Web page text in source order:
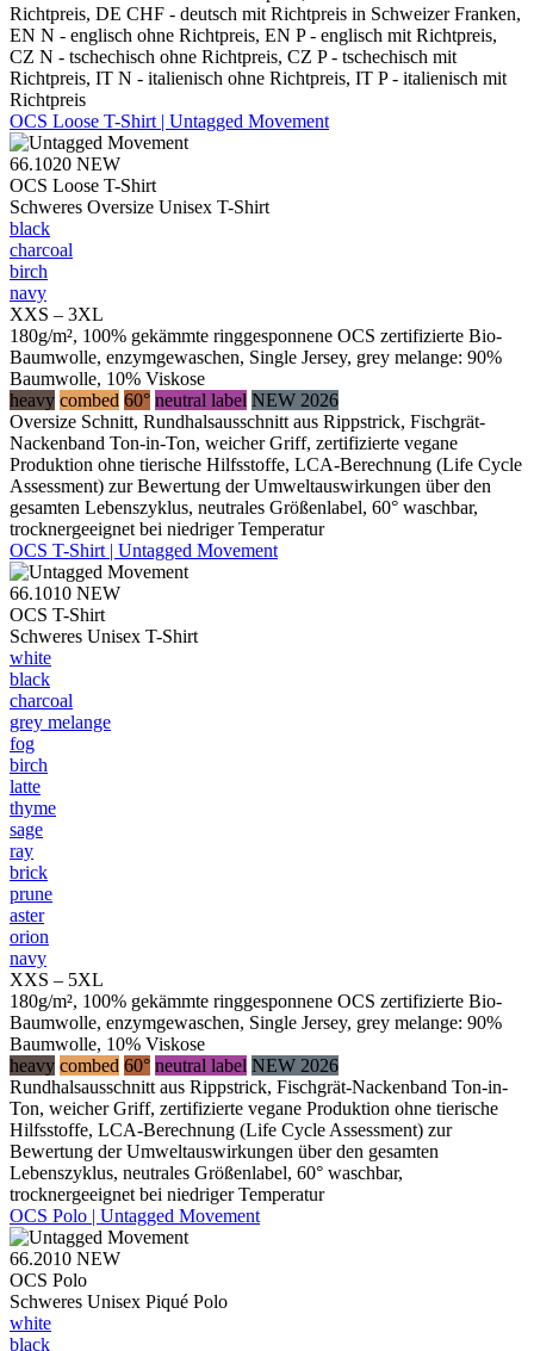
Richtpreis, DE CHF - deutsch mit Richtpreis in Schweizer Franken,
EN N - englisch ohne Richtpreis, EN P - englisch mit Richtpreis,
CZ N - tschechisch ohne Richtpreis, CZ P - tschechisch mit
Richtpreis, IT N - italienisch ohne Richtpreis, IT P - italienisch mit
Richtpreis
OCS Loose T-Shirt | Untagged Movement
66.1020 NEW
OCS Loose T-Shirt
Schweres Oversize Unisex T-Shirt
black
charcoal
birch
navy
XXS – 3XL
180g/m², 100% gekämmte ringgesponnene OCS zertifizierte Bio-
Baumwolle, enzymgewaschen, Single Jersey, grey melange: 90%
Baumwolle, 10% Viskose
heavy combed 60° neutral label NEW 2026
Oversize Schnitt, Rundhalsausschnitt aus Rippstrick, Fischgrät-
Nackenband Ton-in-Ton, weicher Griff, zertifizierte vegane
Produktion ohne tierische Hilfsstoffe, LCA-Berechnung (Life Cycle
Assessment) zur Bewertung der Umweltauswirkungen über den
gesamten Lebenszyklus, neutrales Größenlabel, 60° waschbar,
trocknergeeignet bei niedriger Temperatur
OCS T-Shirt | Untagged Movement
66.1010 NEW
OCS T-Shirt
Schweres Unisex T-Shirt
white
black
charcoal
grey melange
fog
birch
latte
thyme
sage
ray
brick
prune
aster
orion
navy
XXS – 5XL
180g/m², 100% gekämmte ringgesponnene OCS zertifizierte Bio-
Baumwolle, enzymgewaschen, Single Jersey, grey melange: 90%
Baumwolle, 10% Viskose
heavy combed 60° neutral label NEW 2026
Rundhalsausschnitt aus Rippstrick, Fischgrät-Nackenband Ton-in-
Ton, weicher Griff, zertifizierte vegane Produktion ohne tierische
Hilfsstoffe, LCA-Berechnung (Life Cycle Assessment) zur
Bewertung der Umweltauswirkungen über den gesamten
Lebenszyklus, neutrales Größenlabel, 60° waschbar,
trocknergeeignet bei niedriger Temperatur
OCS Polo | Untagged Movement
66.2010 NEW
OCS Polo
Schweres Unisex Piqué Polo
white
black